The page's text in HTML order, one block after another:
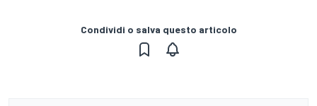
Condividi o salva questo articolo